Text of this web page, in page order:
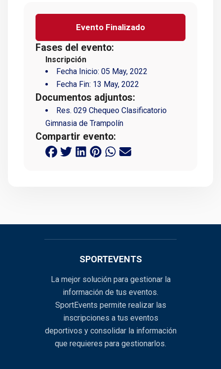
Evento Finalizado
Fases del evento:
Inscripción
Fecha Inicio: 05 May, 2022
Fecha Fin: 13 May, 2022
Documentos adjuntos:
Res. 029 Chequeo Clasificatorio
Gimnasia de Trampolín
Compartir evento:
SPORTEVENTS
La mejor solución para gestionar la
información de tus eventos.
SportEvents permite realizar las
inscripciones a tus eventos
deportivos y consolidar la información
que requieres para gestionarlos.